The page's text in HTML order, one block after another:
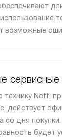
возможные
сервисные
технику Neff,
действует
со дня
будет